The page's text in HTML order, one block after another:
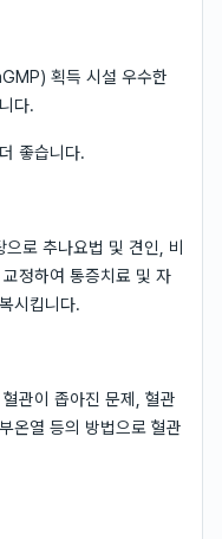
획득 시설 우수한
다.
좋습니다.
로 추나요법 및 견인, 비
정하여 통증치료 및 자
시킵니다.
관이 좁아진 문제, 혈관
온열 등의 방법으로 혈관